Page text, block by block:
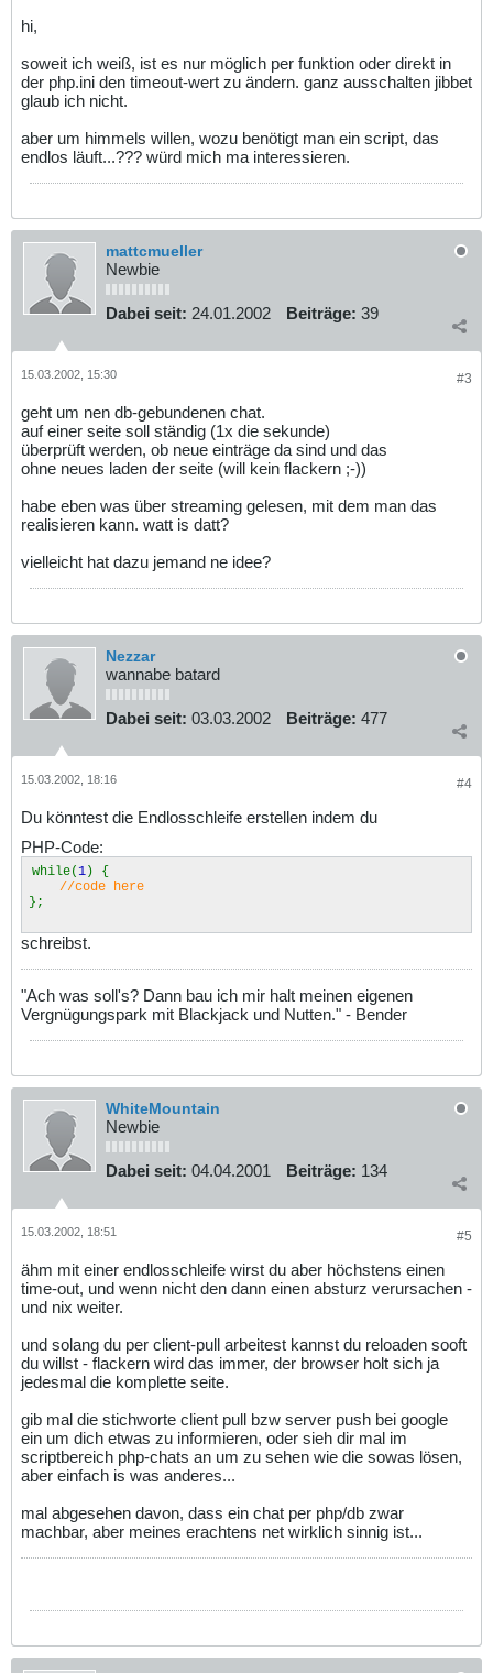
hi,
soweit ich weiß, ist es nur möglich per funktion oder direkt in
der php.ini den timeout-wert zu ändern. ganz ausschalten jibbet
glaub ich nicht.
aber um himmels willen, wozu benötigt man ein script, das
endlos läuft...??? würd mich ma interessieren.
mattcmueller
Newbie
Dabei seit: 24.01.2002 Beiträge: 39
#3
15.03.2002, 15:30
geht um nen db-gebundenen chat.
auf einer seite soll ständig (1x die sekunde)
überprüft werden, ob neue einträge da sind und das
ohne neues laden der seite (will kein flackern ;-))
habe eben was über streaming gelesen, mit dem man das
realisieren kann. watt is datt?
vielleicht hat dazu jemand ne idee?
Nezzar
wannabe batard
Dabei seit: 03.03.2002 Beiträge: 477
#4
15.03.2002, 18:16
Du könntest die Endlosschleife erstellen indem du
PHP-Code:
while(1) {
//code here
};
schreibst.
"Ach was soll's? Dann bau ich mir halt meinen eigenen
Vergnügungspark mit Blackjack und Nutten." - Bender
WhiteMountain
Newbie
Dabei seit: 04.04.2001 Beiträge: 134
#5
15.03.2002, 18:51
ähm mit einer endlosschleife wirst du aber höchstens einen
time-out, und wenn nicht den dann einen absturz verursachen -
und nix weiter.
und solang du per client-pull arbeitest kannst du reloaden sooft
du willst - flackern wird das immer, der browser holt sich ja
jedesmal die komplette seite.
gib mal die stichworte client pull bzw server push bei google
ein um dich etwas zu informieren, oder sieh dir mal im
scriptbereich php-chats an um zu sehen wie die sowas lösen,
aber einfach is was anderes...
mal abgesehen davon, dass ein chat per php/db zwar
machbar, aber meines erachtens net wirklich sinnig ist...